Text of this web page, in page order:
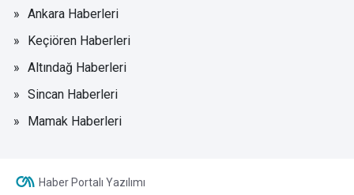
Ankara Haberleri
Keçiören Haberleri
Altındağ Haberleri
Sincan Haberleri
Mamak Haberleri
Haber Portalı Yazılımı